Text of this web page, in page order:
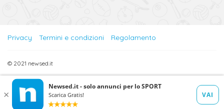
Privacy Termini e condizioni Regolamento
© 2021 newsed.it